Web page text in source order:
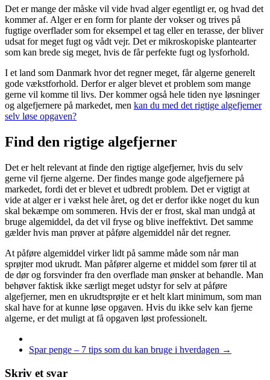
Det er mange der måske vil vide hvad alger egentligt er, og hvad det
kommer af. Alger er en form for plante der vokser og trives på
fugtige overflader som for eksempel et tag eller en terasse, der bliver
udsat for meget fugt og vådt vejr. Det er mikroskopiske plantearter
som kan brede sig meget, hvis de får perfekte fugt og lysforhold.
I et land som Danmark hvor det regner meget, får algerne generelt
gode vækstforhold. Derfor er alger blevet et problem som mange
gerne vil komme til livs. Der kommer også hele tiden nye løsninger
og algefjernere på markedet, men kan du med det rigtige algefjerner
selv løse opgaven?
Find den rigtige algefjerner
Det er helt relevant at finde den rigtige algefjerner, hvis du selv
gerne vil fjerne algerne. Der findes mange gode algefjernere på
markedet, fordi det er blevet et udbredt problem. Det er vigtigt at
vide at alger er i vækst hele året, og det er derfor ikke noget du kun
skal bekæmpe om sommeren. Hvis der er frost, skal man undgå at
bruge algemiddel, da det vil fryse og blive ineffektivt. Det samme
gælder hvis man prøver at påføre algemiddel når det regner.
At påføre algemiddel virker lidt på samme måde som når man
sprøjter mod ukrudt. Man påfører algerne et middel som fører til at
de dør og forsvinder fra den overflade man ønsker at behandle. Man
behøver faktisk ikke særligt meget udstyr for selv at påføre
algefjerner, men en ukrudtsprøjte er et helt klart minimum, som man
skal have for at kunne løse opgaven. Hvis du ikke selv kan fjerne
algerne, er det muligt at få opgaven løst professionelt.
Spar penge – 7 tips som du kan bruge i hverdagen →
Skriv et svar